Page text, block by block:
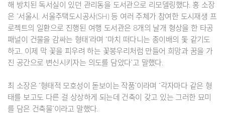
해 방치된 독서실이 있던 관리동을 도서관으로 리모델링했다. 홍 소장
은 “서울시, 서울주택도시공사(SH) 등 여러 주체가 참여한 도시재생 프
로젝트의 일환으로 진행된 여행 도서관은 8개의 날개 형상을 한 타공
패널이 건물을 감싸는 형태”라며 “마치 떠다니는 종이배의 돛 같기도
하고, 이제 막 꽃을 피우려 하는 꽃봉우리처럼 만들어 희망과 꿈을 가
진 공간으로 변신시키자는 의도를 담았다”고 말했다.
최 소장은 “형태적 모호성이 돋보이는 작품”이라며 “각자마다 같은 형
태를 보고도 다른 걸 상상하게 되는데 건축이 갖고 있는 그러한 묘미
를 담은 건축물”이라고 말했다.